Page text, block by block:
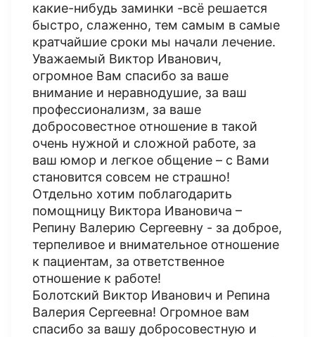
какие-нибудь заминки -всё решается
быстро, слаженно, тем самым в самые
кратчайшие сроки мы начали лечение.
Уважаемый Виктор Иванович,
огромное Вам спасибо за ваше
внимание и неравнодушие, за ваш
профессионализм, за ваше
добросовестное отношение в такой
очень нужной и сложной работе, за
ваш юмор и легкое общение – с Вами
становится совсем не страшно!
Отдельно хотим поблагодарить
помощницу Виктора Ивановича –
Репину Валерию Сергеевну - за доброе,
терпеливое и внимательное отношение
к пациентам, за ответственное
отношение к работе!
Болотский Виктор Иванович и Репина
Валерия Сергеевна! Огромное вам
спасибо за вашу добросовестную и